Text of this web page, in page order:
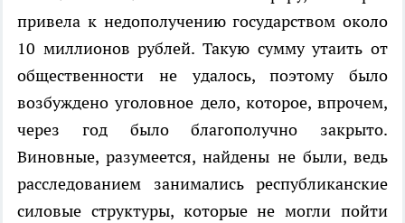
привела к недополучению государством около
10 миллионов рублей. Такую сумму утаить от
общественности не удалось, поэтому было
возбуждено уголовное дело, которое, впрочем,
через год было благополучно закрыто.
Виновные, разумеется, найдены не были, ведь
расследованием занимались республиканские
силовые структуры, которые не могли пойти